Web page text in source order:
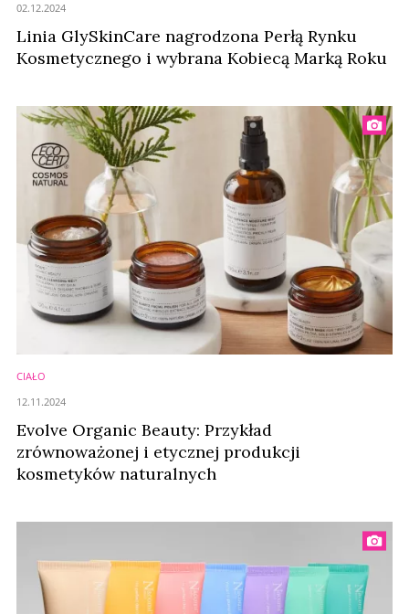
Linia GlySkinCare nagrodzona Perłą Rynku
Kosmetycznego i wybrana Kobiecą Marką Roku
02.12.2024
CIAŁO
Evolve Organic Beauty: Przykład
zrównoważonej i etycznej produkcji
kosmetyków naturalnych
12.11.2024